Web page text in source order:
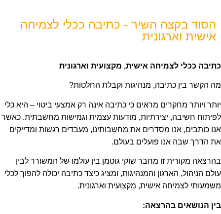
הסוד בקצה השיר - כתיבה ככלי לצמיחה
אישית וארגונית
כתיבה ככלי לצמיחה אישית, מקצועית וארגונית
מה הקשר בין כתיבה, מנהיגות וקבלת החלטות?
יותר ויותר מחקרים מראים כי כתיבה אינה רק אמצעי ביטוי – היא כלי
לפיתוח חשיבה, יצירתיות, מודעות עצמית וגמישות מחשבתית. כאשר
אנו כותבים, אנו מסדרים את מחשבותינו, מעבדים רגשות ומדייקים
את הדרך שבה אנו פועלים בעולם.
בהרצאה מקורית זו מחבר שוקי גוטמן בין עולמו של המשורר לבין
עולם הניהול, הארגון והמנהיגות, ומציג כיצד כתיבה יכולה להפוך לכלי
משמעותי לצמיחה אישית, מקצועית וארגונית.
בין הנושאים בהרצאה: